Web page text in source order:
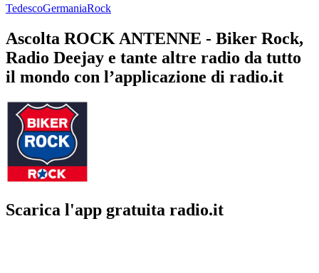
TedescoGermaniaRock
Ascolta ROCK ANTENNE - Biker Rock,
Radio Deejay e tante altre radio da tutto
il mondo con l’applicazione di radio.it
Scarica l'app gratuita radio.it